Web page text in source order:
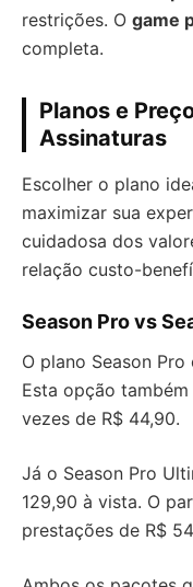
restrições. O game
completa.
Planos e
Assinaturas
Escolher o plano
maximizar sua
cuidadosa dos
relação custo-
Season Pro vs
O plano Season
Esta opção
vezes de R$ 44,90.
Já o Season Pro
129,90 à vista. O
prestações de R$